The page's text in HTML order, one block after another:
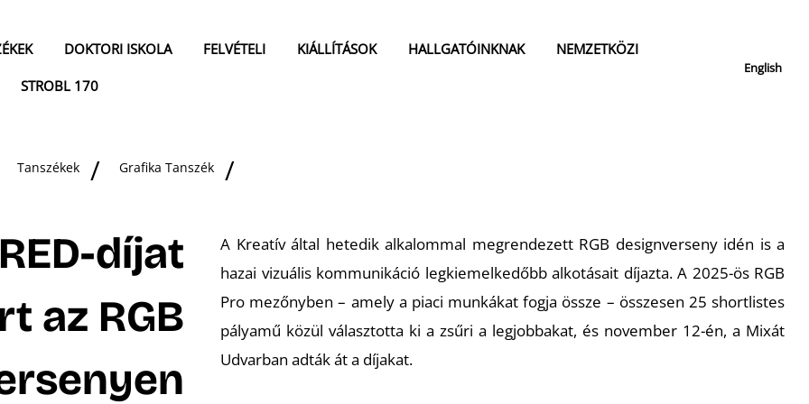
DOKTORI ISKOLA FELVÉTELI KIÁLLÍTÁSOK HALLGATÓINKNAK
NEMZETKÖZI
STROBL 170
English
Tanszékek Grafika Tanszék
díjat
az RGB
A Kreatív által hetedik alkalommal megrendezett RGB designverseny idén is a
hazai vizuális kommunikáció legkiemelkedőbb alkotásait díjazta. A 2025-ös RGB
Pro mezőnyben – amely a piaci munkákat fogja össze – összesen 25 shortlistes
pályamű közül választotta ki a zsűri a legjobbakat, és november 12-én, a Mixát
Udvarban adták át a díjakat.